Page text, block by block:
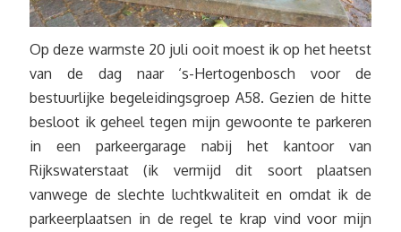
Op deze warmste 20 juli ooit moest ik op het heetst
van de dag naar ‘s-Hertogenbosch voor de
bestuurlijke begeleidingsgroep A58. Gezien de hitte
besloot ik geheel tegen mijn gewoonte te parkeren
in een parkeergarage nabij het kantoor van
Rijkswaterstaat (ik vermijd dit soort plaatsen
vanwege de slechte luchtkwaliteit en omdat ik de
parkeerplaatsen in de regel te krap vind voor mijn